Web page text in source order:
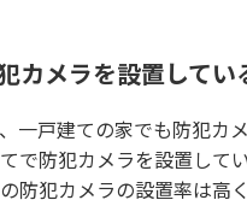
カメラを設置して
一戸建ての家でも防犯カ
で防犯カメラを設置して
防犯カメラの設置率は高